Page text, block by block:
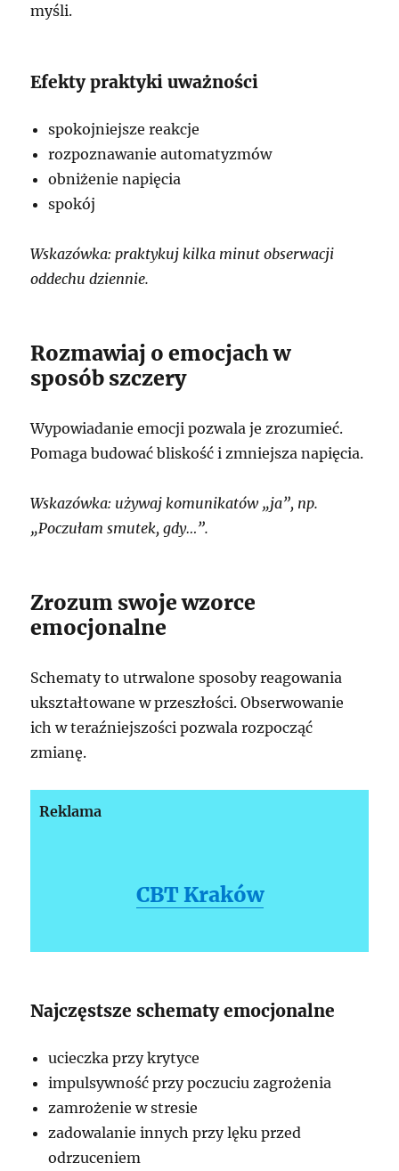
myśli.
Efekty praktyki uważności
spokojniejsze reakcje
rozpoznawanie automatyzmów
obniżenie napięcia
spokój
Wskazówka: praktykuj kilka minut obserwacji
oddechu dziennie.
Rozmawiaj o emocjach w
sposób szczery
Wypowiadanie emocji pozwala je zrozumieć.
Pomaga budować bliskość i zmniejsza napięcia.
Wskazówka: używaj komunikatów „ja”, np.
„Poczułam smutek, gdy…”.
Zrozum swoje wzorce
emocjonalne
Schematy to utrwalone sposoby reagowania
ukształtowane w przeszłości. Obserwowanie
ich w teraźniejszości pozwala rozpocząć
zmianę.
Reklama
CBT Kraków
Najczęstsze schematy emocjonalne
ucieczka przy krytyce
impulsywność przy poczuciu zagrożenia
zamrożenie w stresie
zadowalanie innych przy lęku przed
odrzuceniem